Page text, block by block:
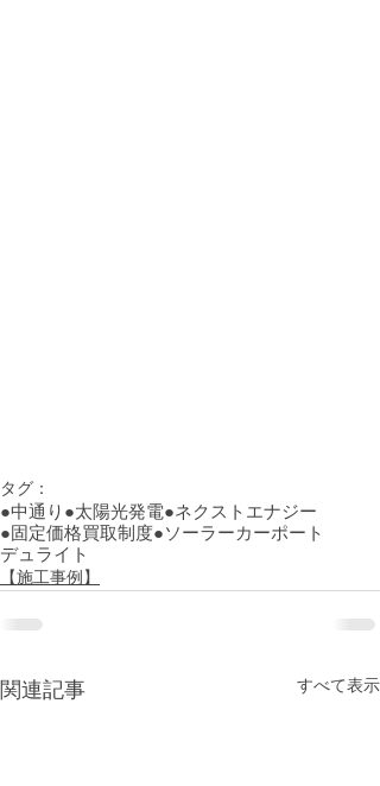
タグ：
●中通り ●太陽光発電●ネクストエナジー
●固定価格買取制度●ソーラーカーポート
デュライト
【施工事例】
関連記事 すべて表示